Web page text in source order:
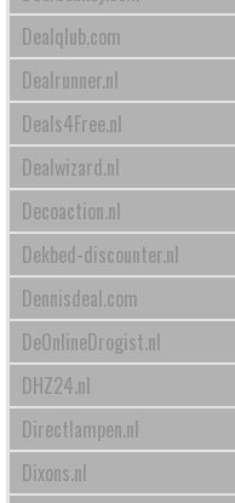
Dealqlub.com
Dealrunner.nl
Deals4Free.nl
Dealwizard.nl
Decoaction.nl
Dekbed-discounter.nl
Dennisdeal.com
DeOnlineDrogist.nl
DHZ24.nl
Directlampen.nl
Dixons.nl